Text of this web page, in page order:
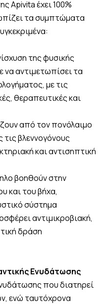
Apivita έχει 100%
τα συμπτώματα
της φυσικής
αντιμετωπίσει τα
με τις
θεραπευτικές και
από τον πονόλαιμο
βλεννογόνους
και αντισηπτική
βοηθούν στην
και του βήχα,
σύστημα
αντιμικροβιακή,
δράση
Ενυδάτωσης
που διατηρεί
ενώ ταυτόχρονα